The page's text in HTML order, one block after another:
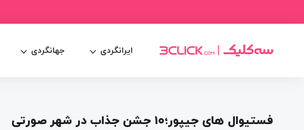
ایرانگردی جهانگردی
فستیوال های جیپور؛۱۰ جشن جذاب در شهر صورتی